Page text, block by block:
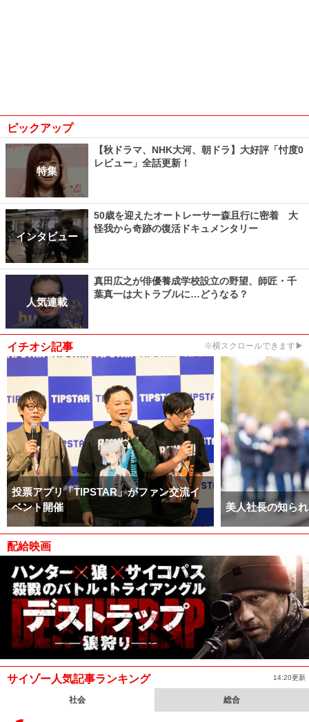
ピックアップ
特集
【秋ドラマ、NHK大河、朝ドラ】大好評「忖度0
レビュー」全話更新！
インタビュー
50歳を迎えたオートレーサー森且行に密着 大
怪我から奇跡の復活ドキュメンタリー
人気連載
真田広之が俳優養成学校設立の野望、師匠・千
葉真一は大トラブルに…どうなる？
イチオシ記事 ※横スクロールできます▶
投票アプリ「TIPSTAR」がファン交流イ
ベント開催
美人社長の知ら
配給映画
サイゾー人気記事ランキング 14:20更新
社会 総合